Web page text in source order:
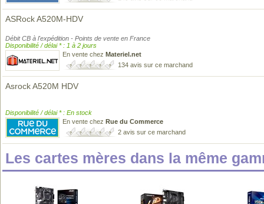
ASRock A520M-HDV
Débit CB à l'expédition - Points de vente en France
Disponibilité / délai * : 1 à 2 jours
En vente chez Materiel.net
134 avis sur ce marchand
Asrock A520M HDV
Disponibilité / délai * : En stock
En vente chez Rue du Commerce
2 avis sur ce marchand
Les cartes mères dans la même